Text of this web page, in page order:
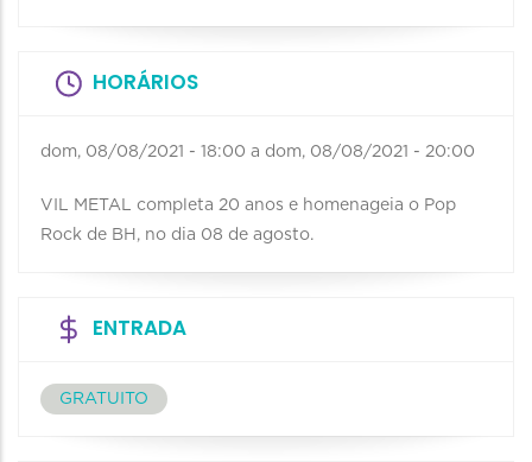
HORÁRIOS
dom, 08/08/2021 - 18:00 a dom, 08/08/2021 - 20:00
VIL METAL completa 20 anos e homenageia o Pop
Rock de BH, no dia 08 de agosto.
ENTRADA
GRATUITO